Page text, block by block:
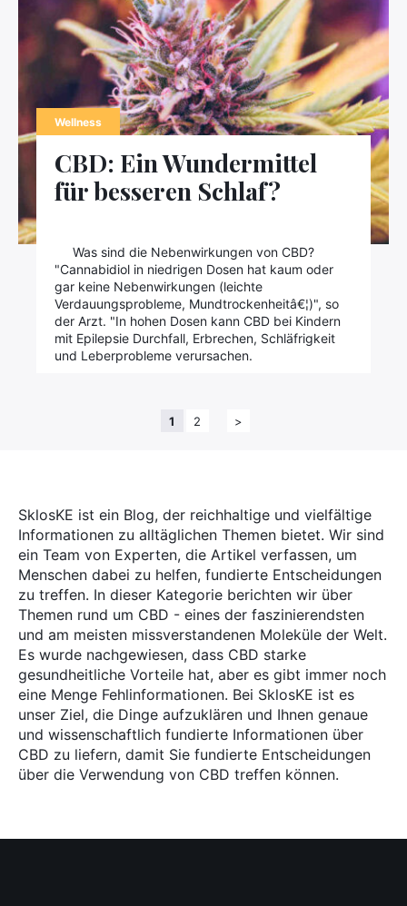
SklosKE ist ein Blog, der reichhaltige und vielfältige
Informationen zu alltäglichen Themen bietet. Wir sind
ein Team von Experten, die Artikel verfassen, um
Menschen dabei zu helfen, fundierte Entscheidungen
zu treffen. In dieser Kategorie berichten wir über
Themen rund um CBD - eines der faszinierendsten
und am meisten missverstandenen Moleküle der Welt.
Es wurde nachgewiesen, dass CBD starke
gesundheitliche Vorteile hat, aber es gibt immer noch
eine Menge Fehlinformationen. Bei SklosKE ist es
unser Ziel, die Dinge aufzuklären und Ihnen genaue
und wissenschaftlich fundierte Informationen über
CBD zu liefern, damit Sie fundierte Entscheidungen
über die Verwendung von CBD treffen können.
Wellness
CBD: Ein Wundermittel
für besseren Schlaf?
Was sind die Nebenwirkungen von CBD?
"Cannabidiol in niedrigen Dosen hat kaum oder
gar keine Nebenwirkungen (leichte
Verdauungsprobleme, Mundtrockenheitâ€¦)", so
der Arzt. "In hohen Dosen kann CBD bei Kindern
mit Epilepsie Durchfall, Erbrechen, Schläfrigkeit
und Leberprobleme verursachen.
1 2 >